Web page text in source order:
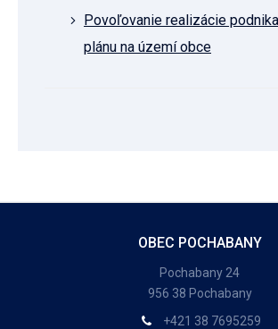
Povoľovanie realizácie
plánu na území obce
OBEC POCHABANY
Pochabany 24
956 38 Pochabany
+421 38 7695259